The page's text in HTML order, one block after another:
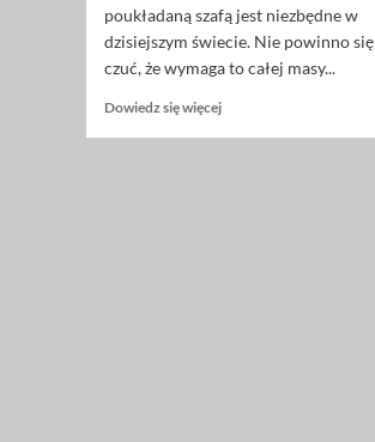
poukładaną szafą jest niezbędne w
dzisiejszym świecie. Nie powinno się
czuć, że wymaga to całej masy...
Dowiedz się więcejDowiedz